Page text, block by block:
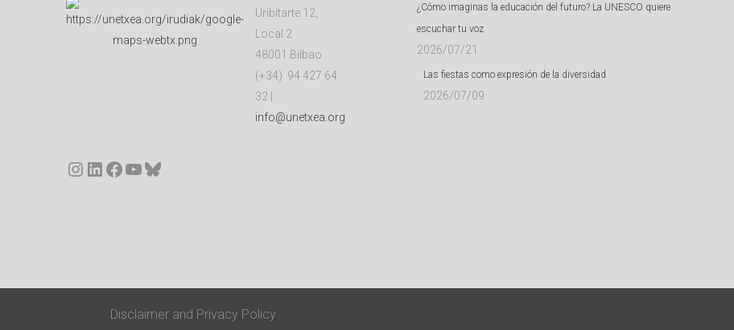
Uribitarte 12,
Local 2
48001 Bilbao
(+34) 94 427 64
32 |
info@unetxea.org
Instagram
LinkedIn
Facebook
YouTube
Bluesky
¿Cómo imaginas la educación del futuro? La UNESCO quiere
escuchar tu voz
2026/07/21
Las fiestas como expresión de la diversidad
2026/07/09
Disclaimer and Privacy Policy